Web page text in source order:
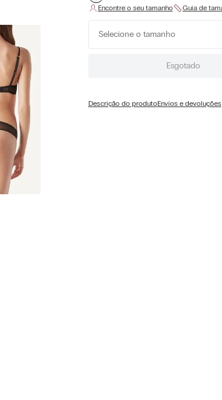
Selecione o tamanho
Esgotado
Descrição do produtoEnvios e devoluções